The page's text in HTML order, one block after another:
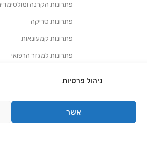
ניהול פרטיות
אשר
פתרונות הקרנה
פתרונות סריקה
פתרונות קמעונאות
פתרונות למגזר הרפואי